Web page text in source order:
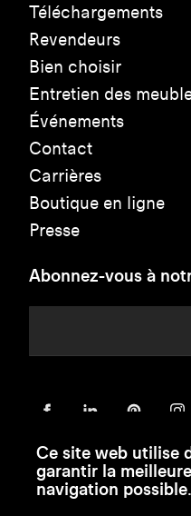
Téléchargements
Revendeurs
Bien choisir
Entretien des
Événements
Contact
Carrières
Boutique en ligne
Presse
Abonnez-vous à
Ce site web utilise
garantir la
navigation possible.